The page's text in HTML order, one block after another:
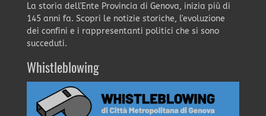
La storia dell'Ente Provincia di Genova, inizia più di
145 anni fa. Scopri le notizie storiche, l'evoluzione
dei confini e i rappresentanti politici che si sono
succeduti.
Whistleblowing